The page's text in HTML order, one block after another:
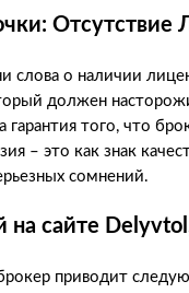
слова о наличии
должен
гарантия того, что
– это как знак
сомнений.
на сайте
приводит